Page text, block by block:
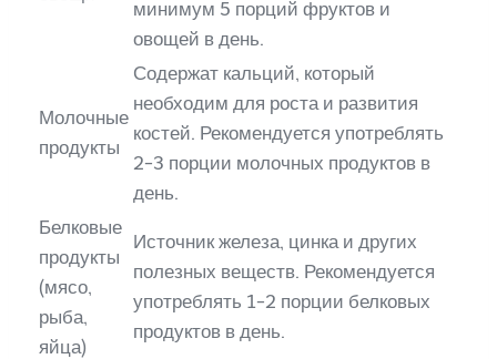
минимум 5 порций фруктов и
овощей в день.
Молочные
продукты
Содержат кальций, который
необходим для роста и развития
костей. Рекомендуется употреблять
2-3 порции молочных продуктов в
день.
Белковые
продукты
(мясо,
рыба,
яйца)
Источник железа, цинка и других
полезных веществ. Рекомендуется
употреблять 1-2 порции белковых
продуктов в день.